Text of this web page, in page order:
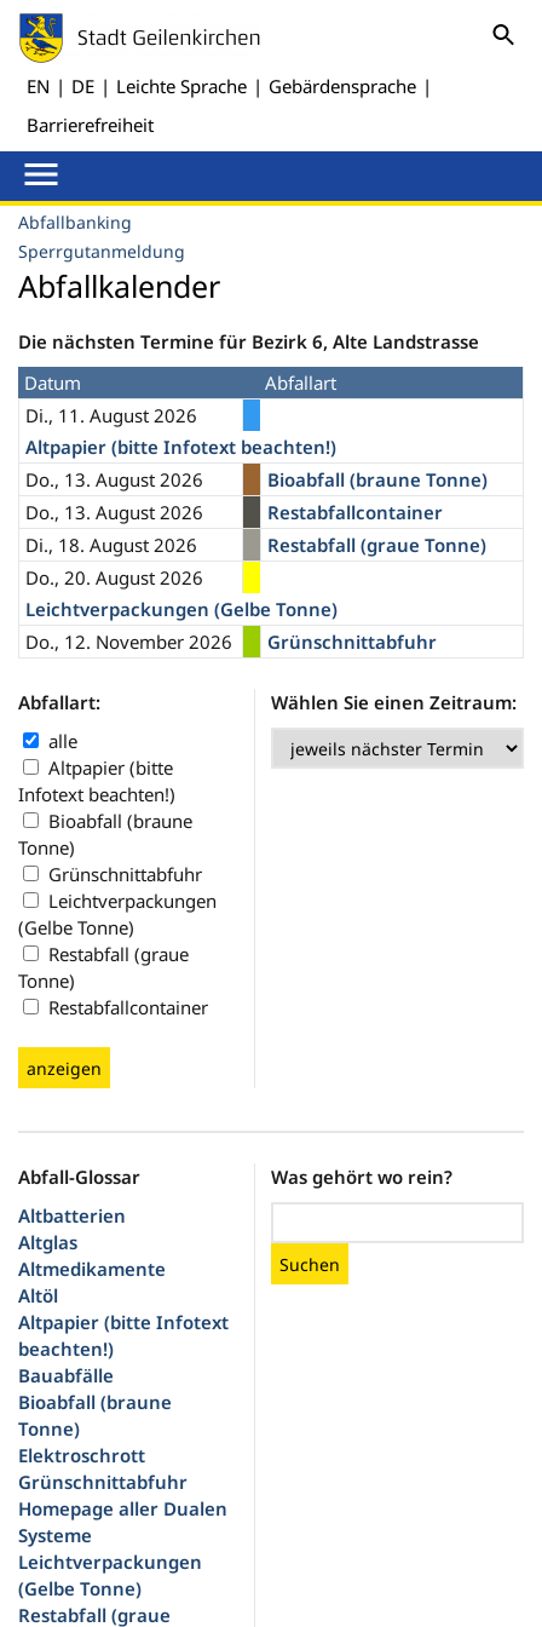
EN | DE | Leichte Sprache | Gebärdensprache |
Barrierefreiheit
Abfallbanking
Sperrgutanmeldung
Abfallkalender
Die nächsten Termine für Bezirk 6, Alte Landstrasse
Datum
Abfallart
Di., 11. August 2026
Altpapier (bitte Infotext beachten!)
Do., 13. August 2026
Bioabfall (braune Tonne)
Do., 13. August 2026
Restabfallcontainer
Di., 18. August 2026
Restabfall (graue Tonne)
Do., 20. August 2026
Leichtverpackungen (Gelbe Tonne)
Do., 12. November 2026
Grünschnittabfuhr
Abfallart:
alle
Altpapier (bitte
Infotext beachten!)
Bioabfall (braune
Tonne)
Grünschnittabfuhr
Leichtverpackungen
(Gelbe Tonne)
Restabfall (graue
Tonne)
Restabfallcontainer
anzeigen
Wählen Sie einen Zeitraum:
Abfall-Glossar
Altbatterien
Altglas
Altmedikamente
Altöl
Altpapier (bitte Infotext
beachten!)
Bauabfälle
Bioabfall (braune
Tonne)
Elektroschrott
Grünschnittabfuhr
Homepage aller Dualen
Systeme
Leichtverpackungen
(Gelbe Tonne)
Restabfall (graue
Was gehört wo rein?
Suchen